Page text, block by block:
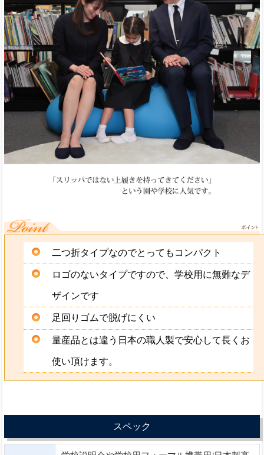
二つ折タイプなのでとってもコンパクト
ロゴのないタイプですので、学校用に無難なデ
ザインです
足回りゴムで脱げにくい
量産品とは違う日本の職人製で安心して長くお
使い頂けます。
スペック